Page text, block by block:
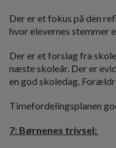
Der er et fokus på den
hvor elevernes stemmer
Der er et forslag fra
næste skoleår. Der er
en god skoledag.
Timefordelingsplanen
7: Børnenes trivsel: